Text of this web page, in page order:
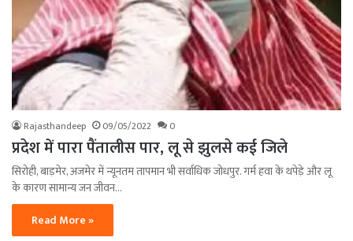
Rajasthandeep 09/05/2022 0
प्रदेश में पारा पैंतालीस पार, लू से झुलसे कई जिले
सिरोही, बाड़मेर, अजमेर में न्यूनतम तापमान भी सर्वाधिक जोधपुर. गर्म हवा के थपेड़े और लू
के कारण सामान्य जन जीवन…
Read More »